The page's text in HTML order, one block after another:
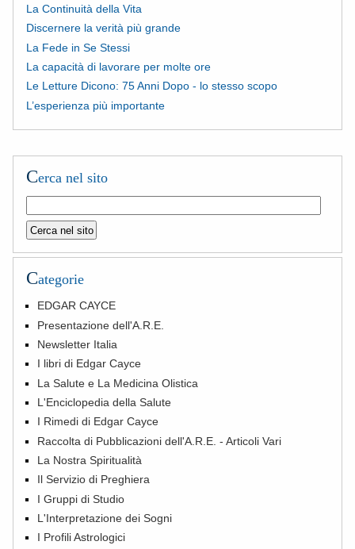
La Continuità della Vita
Discernere la verità più grande
La Fede in Se Stessi
La capacità di lavorare per molte ore
Le Letture Dicono: 75 Anni Dopo - lo stesso scopo
L’esperienza più importante
Cerca nel sito
Categorie
EDGAR CAYCE
Presentazione dell'A.R.E.
Newsletter Italia
I libri di Edgar Cayce
La Salute e La Medicina Olistica
L'Enciclopedia della Salute
I Rimedi di Edgar Cayce
Raccolta di Pubblicazioni dell'A.R.E. - Articoli Vari
La Nostra Spiritualità
Il Servizio di Preghiera
I Gruppi di Studio
L'Interpretazione dei Sogni
I Profili Astrologici